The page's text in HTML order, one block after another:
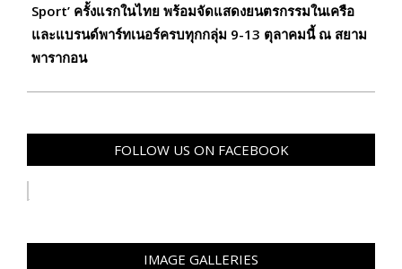
Sport’ ครั้งแรกในไทย พร้อมจัดแสดงยนตรกรรมในเครือ
และแบรนด์พาร์ทเนอร์ครบทุกกลุ่ม 9-13 ตุลาคมนี้ ณ สยาม
พารากอน
FOLLOW US ON FACEBOOK
IMAGE GALLERIES